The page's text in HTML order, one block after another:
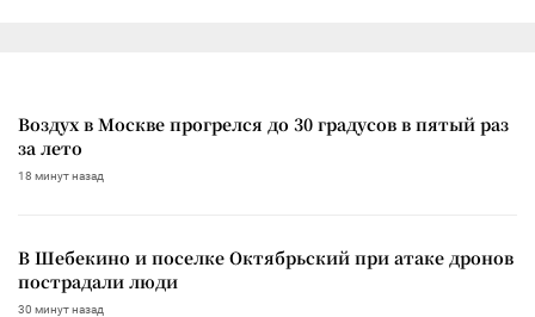
Воздух в Москве прогрелся до 30 градусов в пятый раз
за лето
18 минут назад
В Шебекино и поселке Октябрьский при атаке дронов
пострадали люди
30 минут назад